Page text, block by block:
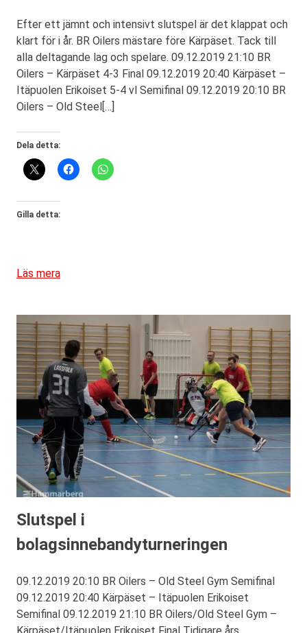
Efter ett jämnt och intensivt slutspel är det klappat och
klart för i år. BR Oilers mästare före Kärpäset. Tack till
alla deltagande lag och spelare. 09.12.2019 21:10 BR
Oilers – Kärpäset 4-3 Final 09.12.2019 20:40 Kärpäset –
Itäpuolen Erikoiset 5-4 vl Semifinal 09.12.2019 20:10 BR
Oilers – Old Steel[…]
Dela detta:
Gilla detta:
Läs mera
Slutspel i
bolagsinnebandyturneringen
09.12.2019 20:10 BR Oilers – Old Steel Gym Semifinal
09.12.2019 20:40 Kärpäset – Itäpuolen Erikoiset
Semifinal 09.12.2019 21:10 BR Oilers/Old Steel Gym –